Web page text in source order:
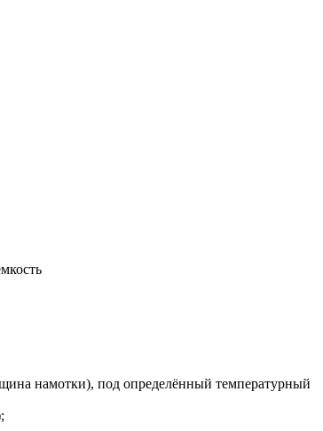
намотки), под определённый температурный